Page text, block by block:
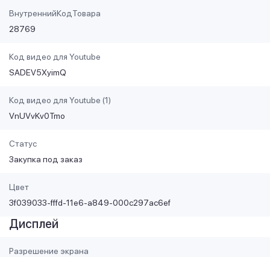
ВнутреннийКодТовара
28769
Код видео для Youtube
SADEV5XyimQ
Код видео для Youtube (1)
VnUVvKv0Tmo
Статус
Закупка под заказ
Цвет
3f039033-fffd-11e6-a849-000c297ac6ef
Дисплей
Разрешение экрана